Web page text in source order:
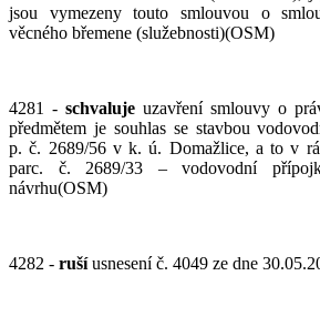
jsou vymezeny touto smlouvou o
věcného břemene (služebnosti)(OSM)
4281 - schvaluje uzavření smlouvy o
předmětem je souhlas se stavbou
p. č. 2689/56 v k. ú. Domažlice, a to v
parc. č. 2689/33 – vodovodní
návrhu(OSM)
4282 - rušíusnesení č. 4049 ze dne